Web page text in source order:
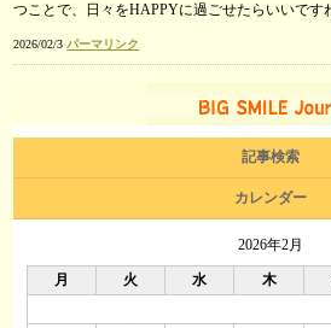
ヤ
ー
つことで、日々をHAPPYに過ごせたらいいで
2026/02/3 パーマリンク
記事検索
カレンダー
2026年2月
月 火 水 木